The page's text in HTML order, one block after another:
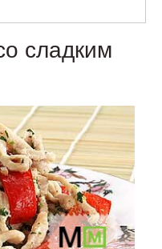
сладким